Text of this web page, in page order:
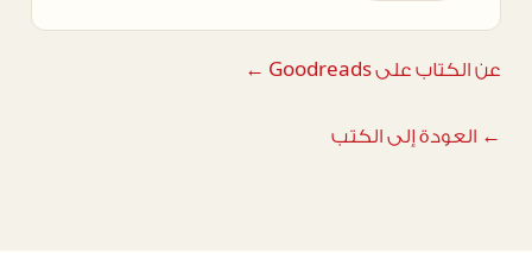
عن الكتاب على Goodreads ←
← العودة إلى الكتب